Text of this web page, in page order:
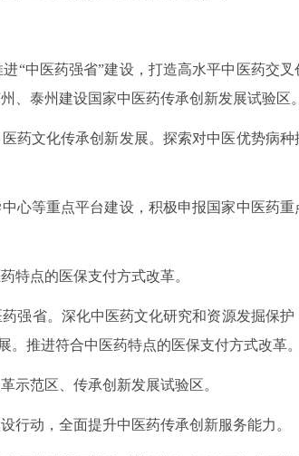
“中医药强省”建设，打造高水平中医药交叉
、泰州建设国家中医药传承创新发展试验区。
药文化传承创新发展。探索对中医优势病种
心等重点平台建设，积极申报国家中医药重
特点的医保支付方式改革。
强省。深化中医药文化研究和资源发掘保护
。推进符合中医药特点的医保支付方式改革。
示范区、传承创新发展试验区。
行动，全面提升中医药传承创新服务能力。